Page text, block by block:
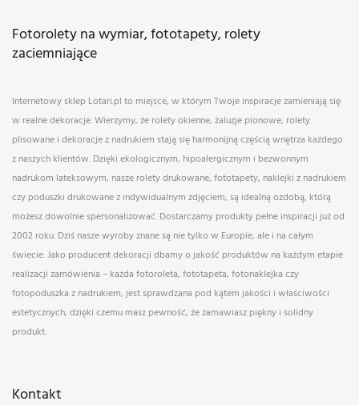
Fotorolety na wymiar, fototapety, rolety
zaciemniające
Internetowy sklep Lotari.pl to miejsce, w którym Twoje inspiracje zamieniają się
w realne dekoracje. Wierzymy, że rolety okienne, żaluzje pionowe, rolety
plisowane i dekoracje z nadrukiem stają się harmonijną częścią wnętrza każdego
z naszych klientów. Dzięki ekologicznym, hipoalergicznym i bezwonnym
nadrukom lateksowym, nasze rolety drukowane, fototapety, naklejki z nadrukiem
czy poduszki drukowane z indywidualnym zdjęciem, są idealną ozdobą, którą
możesz dowolnie spersonalizować. Dostarczamy produkty pełne inspiracji już od
2002 roku. Dziś nasze wyroby znane są nie tylko w Europie, ale i na całym
świecie. Jako producent dekoracji dbamy o jakość produktów na każdym etapie
realizacji zamówienia – każda fotoroleta, fototapeta, fotonaklejka czy
fotopoduszka z nadrukiem, jest sprawdzana pod kątem jakości i właściwości
estetycznych, dzięki czemu masz pewność, że zamawiasz piękny i solidny
produkt.
Kontakt